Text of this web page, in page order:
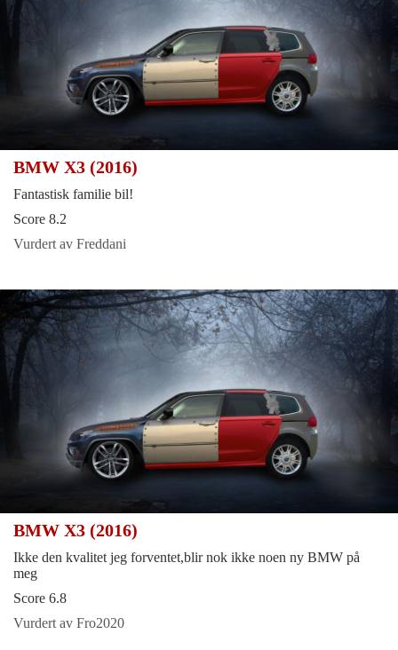
BMW X3 (2016)
Fantastisk familie bil!
Score 8.2
Vurdert av Freddani
BMW X3 (2016)
Ikke den kvalitet jeg forventet,blir nok ikke noen ny BMW på
meg
Score 6.8
Vurdert av Fro2020